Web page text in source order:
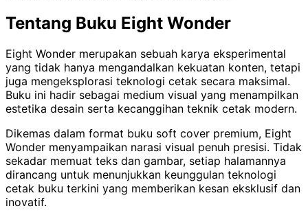
Tentang Buku Eight Wonder
Eight Wonder merupakan sebuah karya eksperimental
yang tidak hanya mengandalkan kekuatan konten, tetapi
juga mengeksplorasi teknologi cetak secara maksimal.
Buku ini hadir sebagai medium visual yang menampilkan
estetika desain serta kecanggihan teknik cetak modern.
Dikemas dalam format buku soft cover premium, Eight
Wonder menyampaikan narasi visual penuh presisi. Tidak
sekadar memuat teks dan gambar, setiap halamannya
dirancang untuk menunjukkan keunggulan teknologi
cetak buku terkini yang memberikan kesan eksklusif dan
inovatif.